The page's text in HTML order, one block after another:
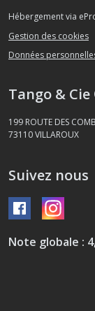
Hébergement via
Gestion des cookies
Données
Tango &
199 ROUTE DES
73110VILLAROUX
Suivez nous
Note globale :